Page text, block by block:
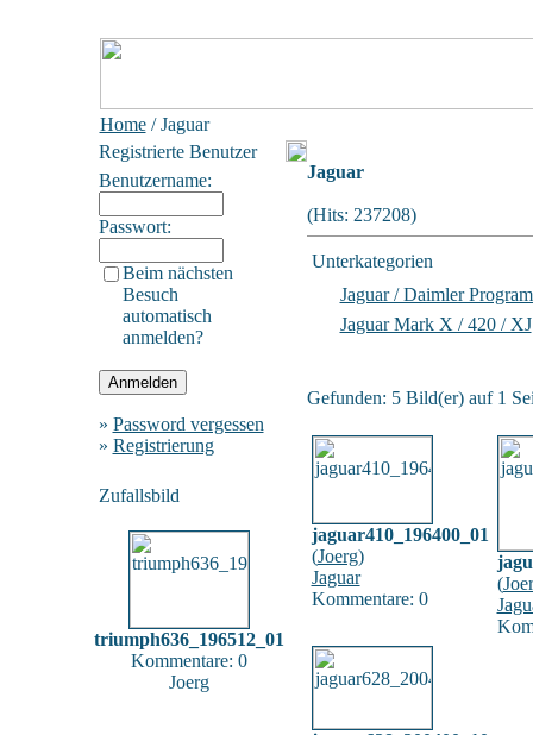
Home/ Jaguar
Registrierte Benutzer
Benutzername:
Passwort:
Beim nächsten
Besuch
automatisch
anmelden?
» Password vergessen
» Registrierung
Zufallsbild
triumph636_196512_01
Kommentare: 0
Joerg
Jaguar
(Hits: 237208)
Unterkategorien
Jaguar / Daimler
Jaguar Mark X / 420 / XJ
Gefunden: 5 Bild(er) auf 1
jaguar410_196400_01
(Joerg)
Jaguar
Kommentare: 0
(